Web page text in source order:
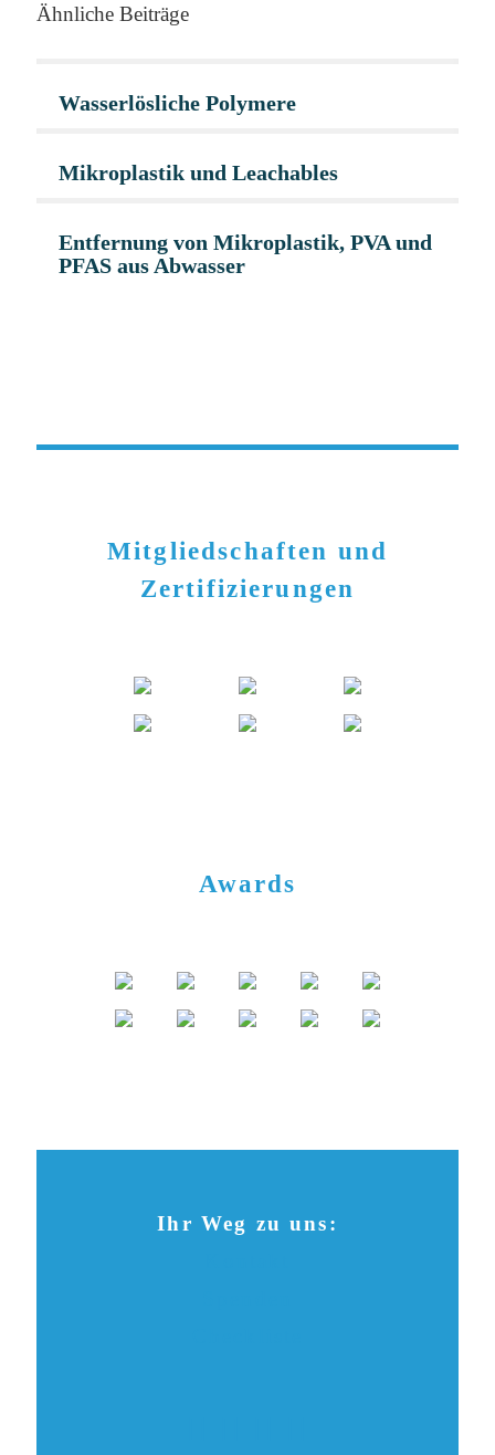
Ähnliche Beiträge
Wasserlösliche Polymere
Mikroplastik und Leachables
Entfernung von Mikroplastik, PVA und
PFAS aus Abwasser
Mitgliedschaften und
Zertifizierungen
Awards
Ihr Weg zu uns: